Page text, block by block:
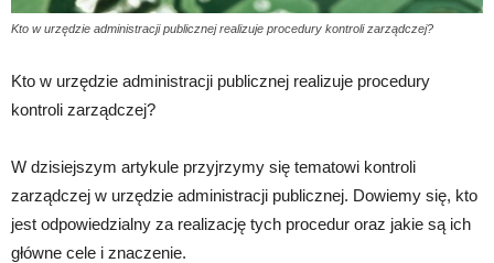
Kto w urzędzie administracji publicznej realizuje procedury kontroli zarządczej?
Kto w urzędzie administracji publicznej realizuje procedury
kontroli zarządczej?
W dzisiejszym artykule przyjrzymy się tematowi kontroli
zarządczej w urzędzie administracji publicznej. Dowiemy się, kto
jest odpowiedzialny za realizację tych procedur oraz jakie są ich
główne cele i znaczenie.